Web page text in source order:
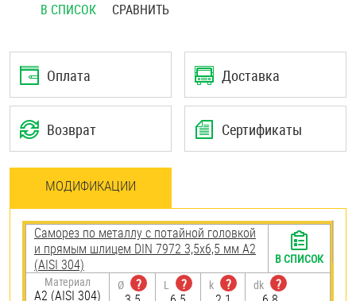
В СПИСОК СРАВНИТЬ
Оплата Доставка
Возврат Сертификаты
МОДИФИКАЦИИ
Саморез по металлу с потайной головкой
и прямым шлицем DIN 7972 3,5х6,5 мм А2
(AISI 304)
Материал
А2 (AISI 304)
Ø
?
L
?
k
?
dk
?
В СПИСОК